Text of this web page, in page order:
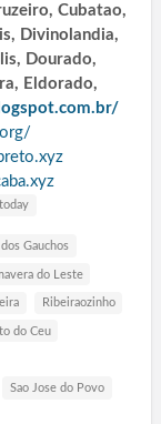
Cubatao,
Divinolandia,
Dourado,
Eldorado,
Gauchos
do Leste
Ribeiraozinho
do Ceu
Sao Jose do Povo